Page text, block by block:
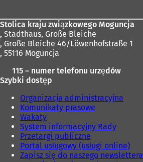
Stolica kraju związkowego Moguncja
, Stadthaus, Große Bleiche
, Große Bleiche 46/Löwenhofstraße 1
, 55116 Moguncja
115 – numer telefonu urzędów
Szybki dostęp
Organizacja administracyjna
Komunikaty prasowe
Wakaty
System informacyjny Rady
Przetargi publiczne
Portal usługowy (usługi online)
Zapisz się do naszego newslettera